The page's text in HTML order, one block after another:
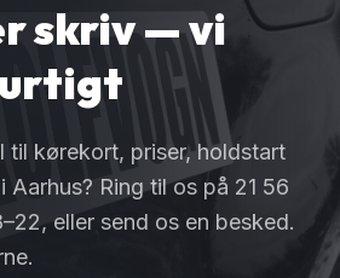
skriv — vi
til kørekort, priser, holdstart
Aarhus? Ring til os på 21 56
eller send os en besked.